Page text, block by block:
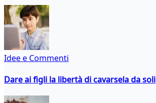
Idee e Commenti
Dare ai figli la libertà di cavarsela da soli